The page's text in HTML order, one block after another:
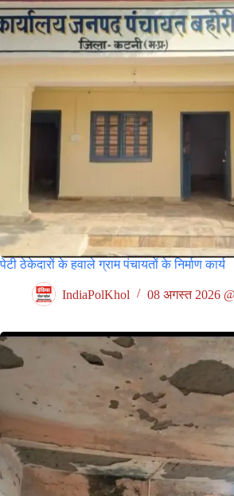
पेटी ठेकेदारों के हवाले ग्राम पंचायतों के निर्माण कार्य
IndiaPolKhol 08 अगस्त 2026 @